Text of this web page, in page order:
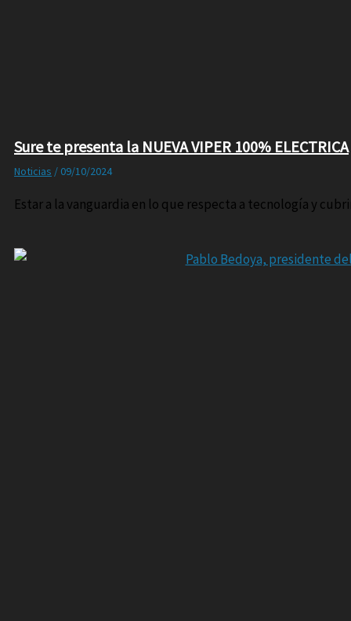
Sure te presenta la NUEVA VIPER 100% ELECTRICA
Noticias / 09/10/2024
Estar a la vanguardia en lo que respecta a tecnología y